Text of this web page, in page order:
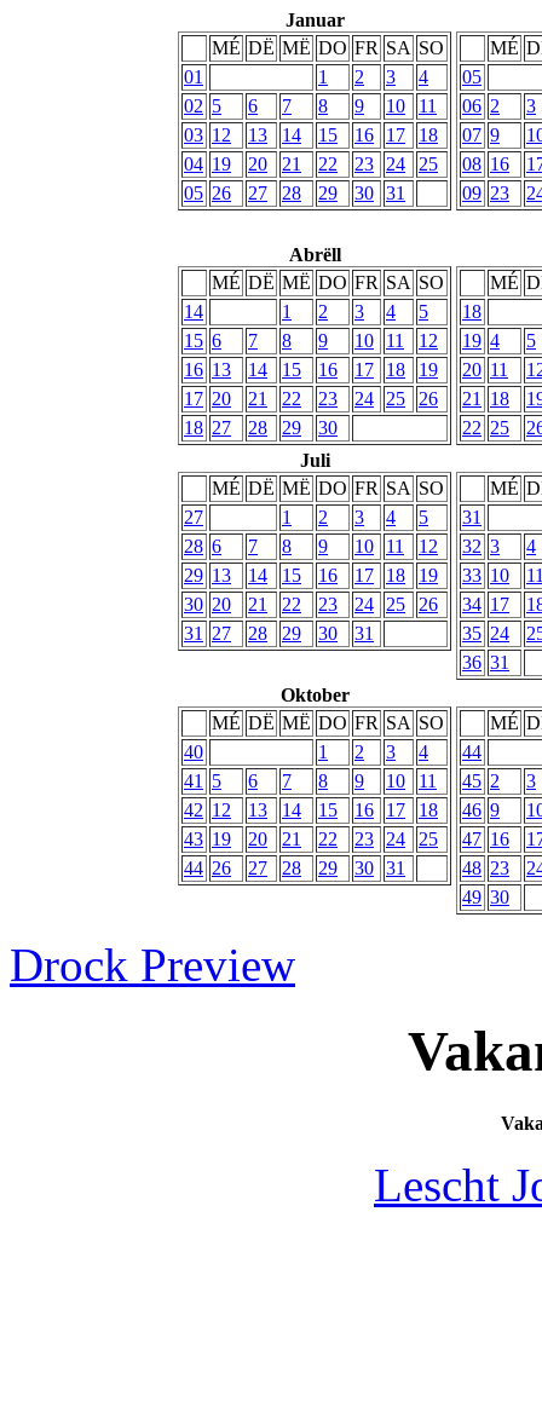
Januar
MÉ DË MË DO FR SA SO
01
1 2 3
4
02 5 6 7 8 9 10
11
03 12 13 14 15 16 17
18
04 19 20 21 22 23 24
25
05 26 27 28 29 30 31
MÉ
05
06 2
3
07 9
08 16
09 23
Abrëll
MÉ DË MË DO FR SA SO
14
1 2 3 4
5
15 6 7 8 9 10 11
12
16 13 14 15 16 17 18
19
17 20 21 22 23 24 25
26
18 27 28 29 30
MÉ
18
19 4
5
20 11
21
18
22 25
Juli
MÉ DË MË DO FR SA SO
27
1 2 3 4
5
28 6 7 8 9 10 11
12
29 13 14 15 16 17 18
19
30 20 21 22 23 24 25
26
31
27 28 29 30 31
MÉ
31
32 3
4
33 10
34 17
35 24
36 31
Oktober
MÉ DË MË DO FR SA SO
40
1 2 3
4
41
5 6 7 8 9 10
11
42 12 13 14 15 16 17
18
43 19 20 21 22 23 24
25
44 26 27 28 29 30 31
MÉ
44
45 2
3
46 9
47 16
48 23
49 30
Drock Preview
Lescht